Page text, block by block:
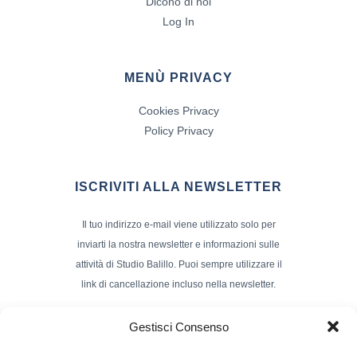
Gestisci Consenso
Log In
MENÙ PRIVACY
Cookies Privacy
Policy Privacy
ISCRIVITI ALLA NEWSLETTER
Il tuo indirizzo e-mail viene utilizzato solo per
inviarti la nostra newsletter e informazioni sulle
attività di Studio Balillo. Puoi sempre utilizzare il
link di cancellazione incluso nella newsletter.